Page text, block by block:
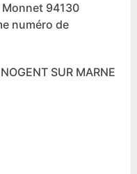
Monnet 94130
numéro de
SUR MARNE